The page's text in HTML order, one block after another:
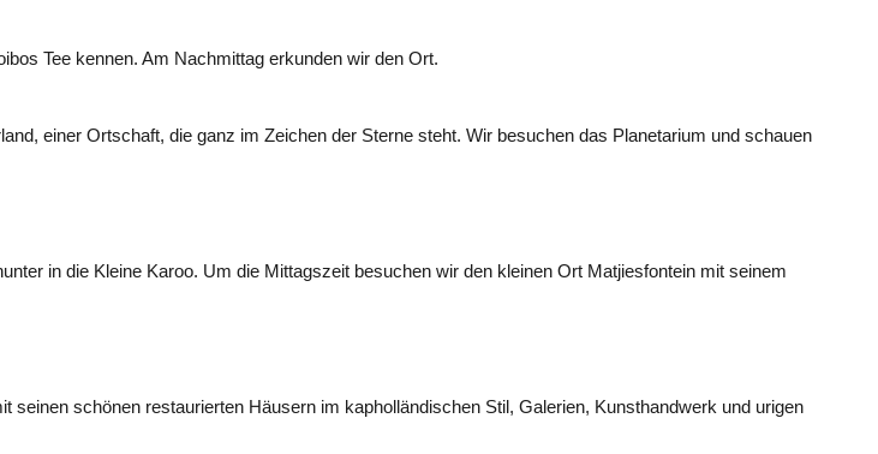
Tee kennen. Am Nachmittag erkunden wir den Ort.
einer Ortschaft, die ganz im Zeichen der Sterne steht. Wir besuchen das Planetarium und schauen
in die Kleine Karoo. Um die Mittagszeit besuchen wir den kleinen Ort Matjiesfontein mit seinem
schönen restaurierten Häusern im kapholländischen Stil, Galerien, Kunsthandwerk und urigen